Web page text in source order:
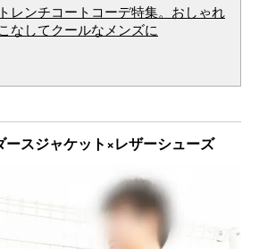
レンチコートコーデ特集。おしゃれ
なしてクールなメンズに
ースジャケット×レザーシューズ